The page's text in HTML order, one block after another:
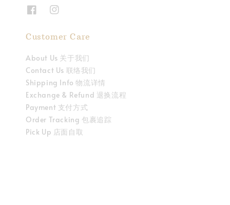
Customer Care
About Us 关于我们
Contact Us 联络我们
Shipping Info 物流详情
Exchange & Refund 退换流程
Payment 支付方式
Order Tracking 包裹追踪
Pick Up 店面自取